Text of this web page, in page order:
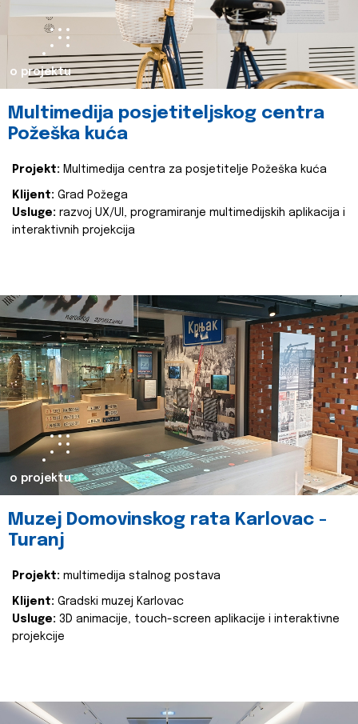
o projektu
Multimedija posjetiteljskog centra
Požeška kuća
Projekt: Multimedija centra za posjetitelje Požeška kuća
Klijent: Grad Požega
Usluge: razvoj UX/UI, programiranje multimedijskih aplikacija i
interaktivnih projekcija
o projektu
Muzej Domovinskog rata Karlovac -
Turanj
Projekt: multimedija stalnog postava
Klijent: Gradski muzej Karlovac
Usluge: 3D animacije, touch-screen aplikacije i interaktivne
projekcije